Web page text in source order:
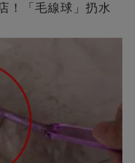
！「毛線球」扔水